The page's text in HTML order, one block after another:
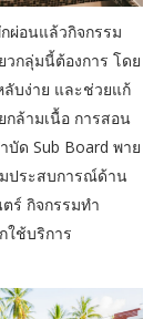
ผ่อนแล้วกิจกรรม
กลุ่มนี้ต้องการ โดย
ลับง่าย และช่วยแก้
ล้ามเนื้อ การสอน
บัด Sub Board พาย
มประสบการณ์ด้าน
ร์ กิจกรรมทำ
ใช้บริการ